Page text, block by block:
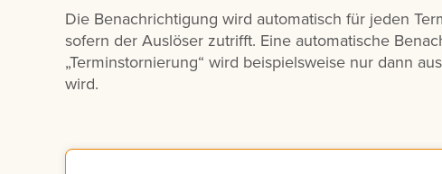
Die Benachrichtigung wird automatisch für jeden
sofern der Auslöser zutrifft. Eine automatische
„Terminstornierung“ wird beispielsweise nur dann
wird.